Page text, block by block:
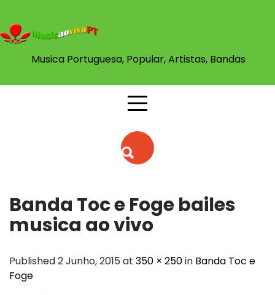
content
Musica Portuguesa, Popular, Artistas, Bandas
Banda Toc e Foge bailes
musica ao vivo
Published 2 Junho, 2015 at 350 × 250in Banda Toc e
Foge